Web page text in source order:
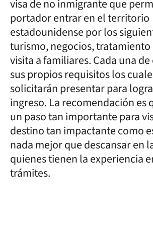
visa de no inmigrante que
portador entrar en el territorio
estadounidense por los
turismo, negocios,
visita a familiares. Cada una
sus propios requisitos los
solicitarán presentar para
ingreso. La recomendación es
un paso tan importante para
destino tan impactante como
nada mejor que descansar en
quienes tienen la experiencia
trámites.